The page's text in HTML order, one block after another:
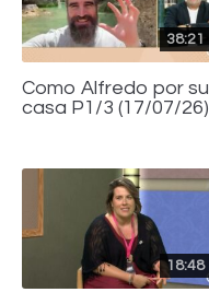
38:21
Como Alfredo por su
casa P1/3 (17/07/26)
18:48